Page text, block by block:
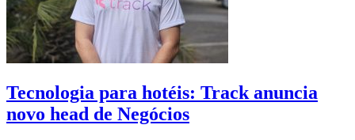
Tecnologia para hotéis: Track anuncia
novo head de Negócios